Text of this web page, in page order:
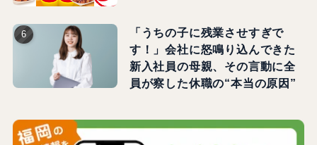
「うちの子に残業させすぎで
す！」会社に怒鳴り込んできた
新入社員の母親、その言動に全
員が察した休職の“本当の原因”